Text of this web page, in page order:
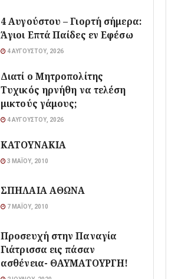
4 Αυγούστου – Γιορτή σήμερα:
Άγιοι Επτά Παίδες εν Εφέσω
4 ΑΥΓΟΎΣΤΟΥ, 2026
Διατί ο Μητροπολίτης
Τυχικός ηρνήθη να τελέση
μικτούς γάμους;
4 ΑΥΓΟΎΣΤΟΥ, 2026
ΚΑΤΟΥΝΑΚΙΑ
3 ΜΑΪ́ΟΥ, 2010
ΣΠΗΛΑΙΑ ΑΘΩΝΑ
7 ΜΑΪ́ΟΥ, 2010
Προσευχή στην Παναγία
Γιάτρισσα εις πάσαν
ασθένεια- ΘΑΥΜΑΤΟΥΡΓΗ!